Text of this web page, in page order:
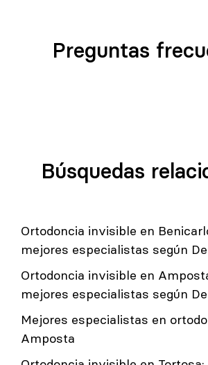
Preguntas
Búsquedas
Ortodoncia invisible en
mejores especialistas según
Ortodoncia invisible en
mejores especialistas según
Mejores especialistas en
Amposta